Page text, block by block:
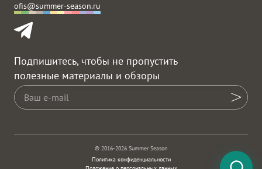
ofis@summer-season.ru
Подпишитесь, чтобы не пропустить
полезные материалы и обзоры
© 2016-2026 Summer Season
Политика конфиденциальности